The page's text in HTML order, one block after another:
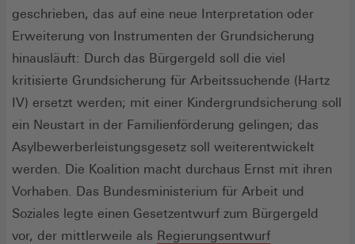
geschrieben, das auf eine neue Interpretation oder
Erweiterung von Instrumenten der Grundsicherung
hinausläuft: Durch das Bürgergeld soll die viel
kritisierte Grundsicherung für Arbeitssuchende (Hartz
IV) ersetzt werden; mit einer Kindergrundsicherung soll
ein Neustart in der Familienförderung gelingen; das
Asylbewerberleistungsgesetz soll weiterentwickelt
werden. Die Koalition macht durchaus Ernst mit ihren
Vorhaben. Das Bundesministerium für Arbeit und
Soziales legte einen Gesetzentwurf zum Bürgergeld
vor, der mittlerweile als Regierungsentwurf(Öffnet